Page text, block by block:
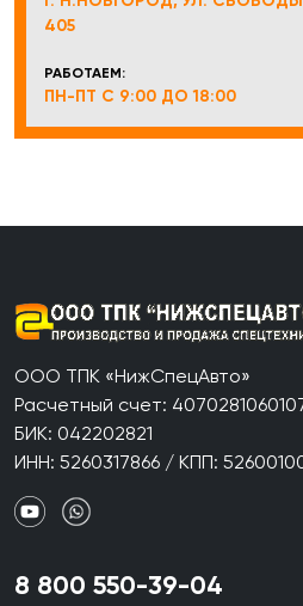
405
РАБОТАЕМ:
ПН-ПТ С 9:00 ДО 18:00
ООО ТПК «НижСпецАвто»
Расчетный счет:
БИК: 042202821
ИНН: 5260317866 / КПП:
8 800 550-39-04